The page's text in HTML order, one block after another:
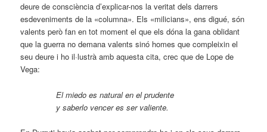
deure de consciència d’explicar-nos la veritat dels darrers
esdeveniments de la «columna». Els «milicians», ens digué, són
valents però fan en tot moment el que els dóna la gana oblidant
que la guerra no demana valents sinó homes que compleixin el
seu deure i ho il·lustrà amb aquesta cita, crec que de Lope de
Vega:
El miedo es natural en el prudente
y saberlo vencer es ser valiente.